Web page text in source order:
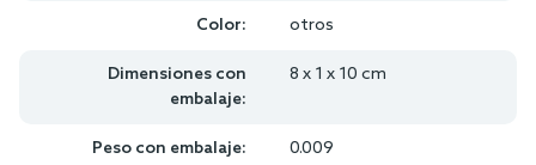
Color: otros
Dimensiones con
embalaje:
8 x 1 x 10 cm
Peso con embalaje: 0.009